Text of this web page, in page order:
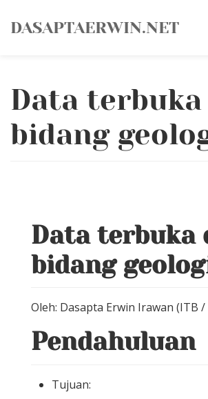
DASAPTAERWIN.NET
Data
bidang
Data terbuka
bidang
Oleh: Dasapta Erwin Irawan (ITB /
Pendahuluan
Tujuan: